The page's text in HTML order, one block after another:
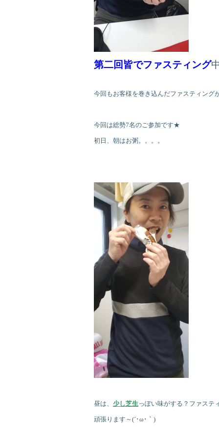
第二回皆でファスティング
今回もお客様を巻き込んだファスティング
今回は総勢7名のご参加です★
初日、朝はお粥。。。。
昼は、 少し芝生っぽい味がする？ファステ
頑張ります～(´･ω･｀)